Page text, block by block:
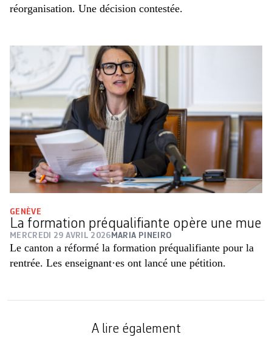
réorganisation. Une décision contestée.
GENÈVE
La formation préqualifiante opère une mue
MERCREDI 29 AVRIL 2026 MARIA PINEIRO
Le canton a réformé la formation préqualifiante pour la
rentrée. Les enseignant·es ont lancé une pétition.
A lire également